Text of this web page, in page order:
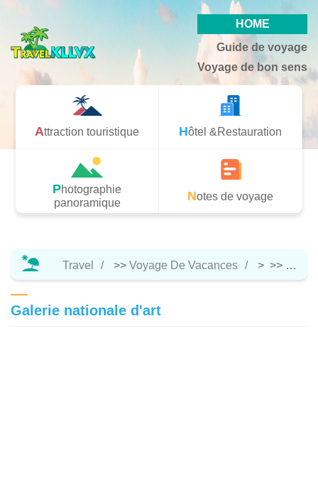
HOME
Guide de voyage
Voyage de bon sens
Attraction touristique Hôtel &Restauration
Photographie
panoramique
Notes de voyage
Travel >> Voyage De Vacances > >>
Galerie nationale d'art